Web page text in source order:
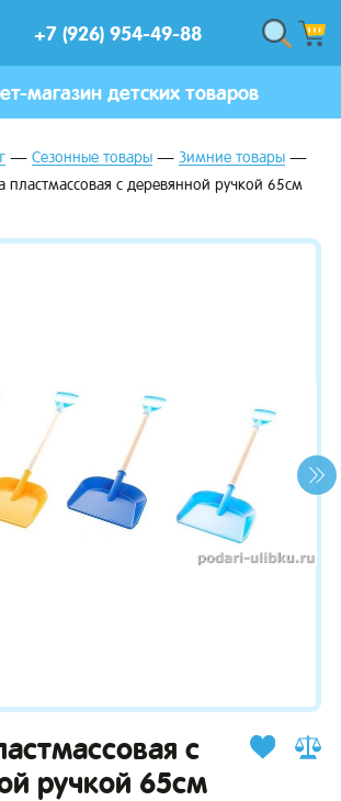
+7 (926) 954-49-88
магазин детских товаров
Сезонные товары
Зимние товары
пластмассовая с деревянной ручкой 65см
с
ручкой 65см